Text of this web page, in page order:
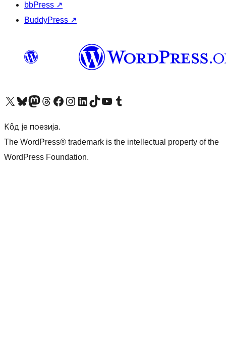
bbPress ↗
BuddyPress ↗
Visit our X (formerly Twitter) account
Посетите наш Bluesky налог
Visit our Mastodon account
Посетите наш налог на Threads-у Visit our Facebook pageПосетите наш Инстаграм налог
Visit our LinkedIn account
Посетите наш TikTok налог
Visit our YouTube channel
Посетите наш Tumblr налог
Кôд је поезија.
The WordPress® trademark is the intellectual property of the
WordPress Foundation.